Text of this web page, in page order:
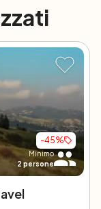
-45%
Minimo
2 persone